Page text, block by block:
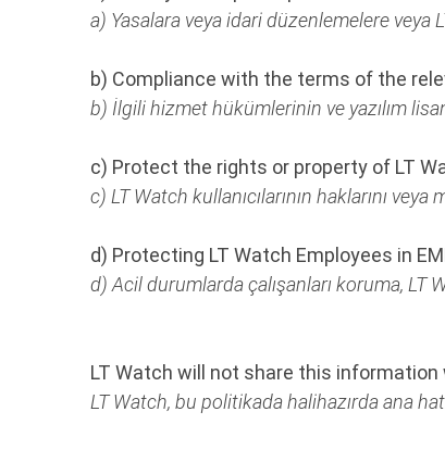
a) Yasalara veya idari düzenlemelere
b) Compliance with the terms of the
b) İlgili hizmet hükümlerinin ve yazılım
c) Protect the rights or property of LT
c) LT Watch kullanıcılarının haklarını
d) Protecting LT Watch Employees in
d) Acil durumlarda çalışanları koruma, LT
LT Watch will not share this
LT Watch, bu politikada halihazırda ana